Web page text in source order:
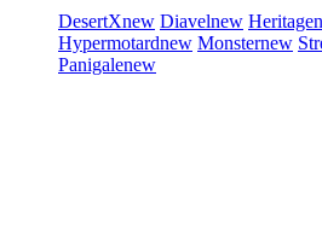
DesertXnew Diavelnew Heritage
Hypermotardnew Monsternew
Panigalenew